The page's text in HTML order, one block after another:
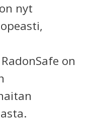
nyt
on